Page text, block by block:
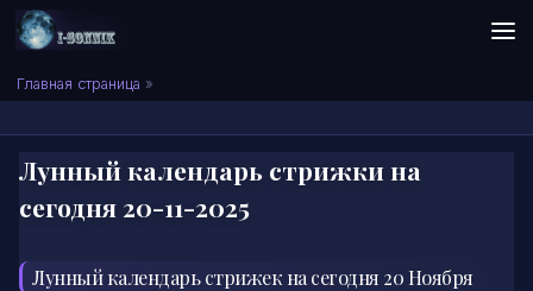
Skip to content
Сонник I-SONNIK.COM
Главная страница »
Лунный календарь стрижки на
сегодня 20-11-2025
Лунный календарь стрижек на сегодня 20 Ноября